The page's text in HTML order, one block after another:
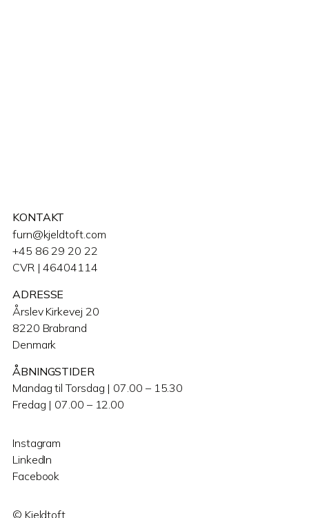
KONTAKT
furn@kjeldtoft.com
+45 86 29 20 22
CVR | 46404114
ADRESSE
Årslev Kirkevej 20
8220 Brabrand
Denmark
ÅBNINGSTIDER
Mandag til Torsdag | 07.00 – 15.30
Fredag | 07.00 – 12.00
Instagram
LinkedIn
Facebook
© Kjeldtoft